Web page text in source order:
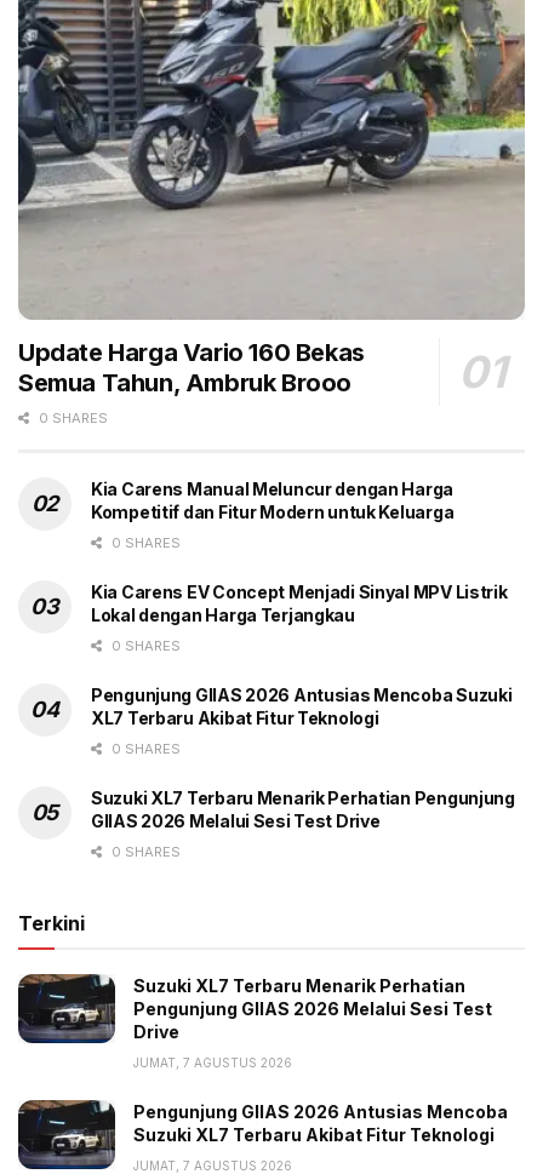
kap mesin mobil ini, ada mesin bensin tiga silinder
dengan teknologi mild hybrid serta transmisi CVT.
Tags: 2024 Harga Spesifikasi Suzuki Swift Baru
Update Harga Vario 160 Bekas
Semua Tahun, Ambruk Brooo
0 SHARES
Kia Carens Manual Meluncur dengan Harga
Kompetitif dan Fitur Modern untuk Keluarga
0 SHARES
Kia Carens EV Concept Menjadi Sinyal MPV Listrik
Lokal dengan Harga Terjangkau
0 SHARES
Pengunjung GIIAS 2026 Antusias Mencoba Suzuki
XL7 Terbaru Akibat Fitur Teknologi
0 SHARES
Suzuki XL7 Terbaru Menarik Perhatian Pengunjung
GIIAS 2026 Melalui Sesi Test Drive
0 SHARES
Terkini
Suzuki XL7 Terbaru Menarik Perhatian
Pengunjung GIIAS 2026 Melalui Sesi Test
Drive
JUMAT, 7 AGUSTUS 2026
Pengunjung GIIAS 2026 Antusias Mencoba
Suzuki XL7 Terbaru Akibat Fitur Teknologi
JUMAT, 7 AGUSTUS 2026